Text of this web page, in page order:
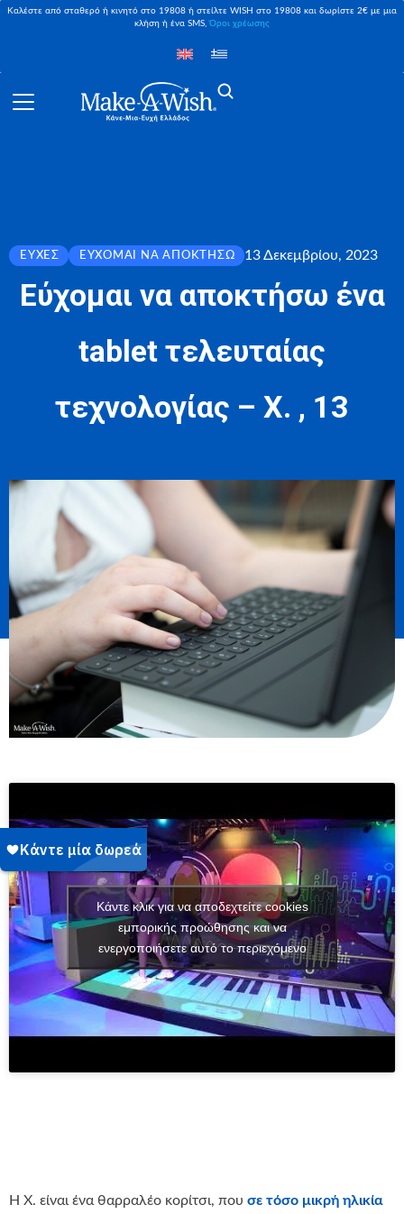
Καλέστε από σταθερό ή κινητό στο 19808 ή στείλτε WISH στο 19808 και δωρίστε 2€ με μια
κλήση ή ένα SMS,Όροι χρέωσης
ΕΥΧΈΣ ΕΎΧΟΜΑΙ ΝΑ ΑΠΟΚΤΉΣΩ 13 Δεκεμβρίου, 2023
Εύχομαι να αποκτήσω ένα
tablet τελευταίας
τεχνολογίας – Χ. , 13
Κάντε κλικ για να αποδεχτείτε cookies
εμπορικής προώθησης και να
ενεργοποιήσετε αυτό το περιεχόμενο
Η Χ. είναι ένα θαρραλέο κορίτσι, που σε τόσο μικρή ηλικία